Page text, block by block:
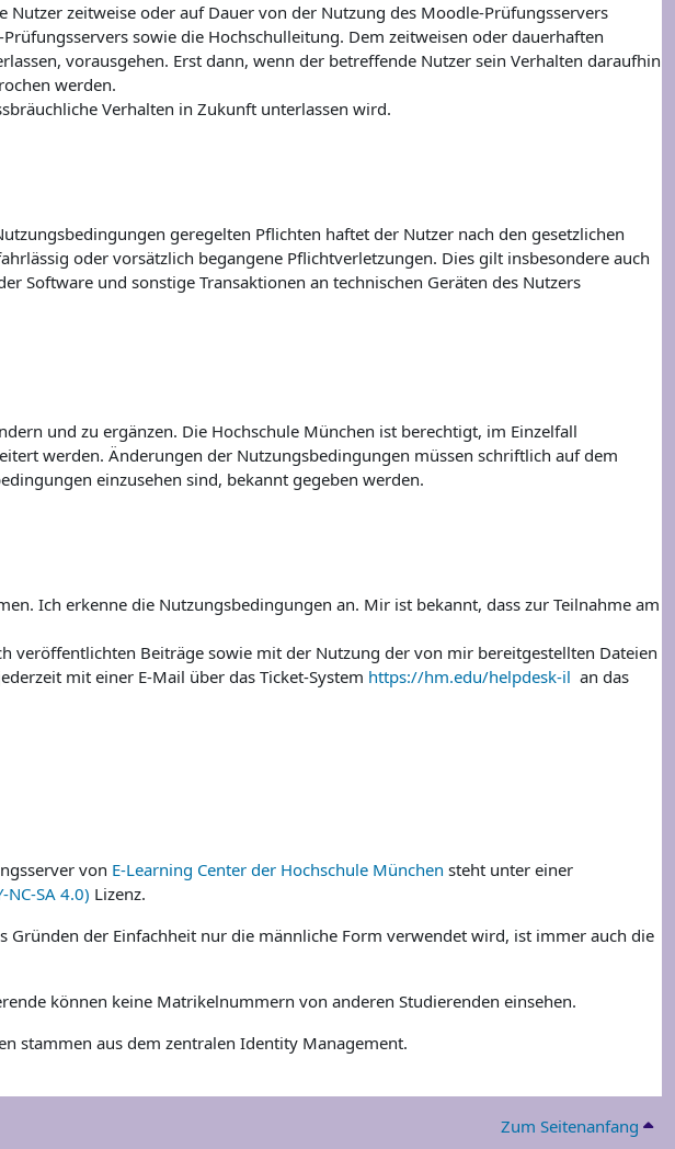
zeitweise oder auf Dauer von der Nutzung des Moodle-Prüfungsservers
sowie die Hochschulleitung. Dem zeitweisen oder dauerhaften
vorausgehen. Erst dann, wenn der betreffende Nutzer sein Verhalten daraufhin
werden.
Verhalten in Zukunft unterlassen wird.
geregelten Pflichten haftet der Nutzer nach den gesetzlichen
oder vorsätzlich begangene Pflichtverletzungen. Dies gilt insbesondere auch
Software und sonstige Transaktionen an technischen Geräten des Nutzers
und zu ergänzen. Die Hochschule München ist berechtigt, im Einzelfall
werden. Änderungen der Nutzungsbedingungen müssen schriftlich auf dem
einzusehen sind, bekannt gegeben werden.
Ich erkenne die Nutzungsbedingungen an. Mir ist bekannt, dass zur Teilnahme am
Beiträge sowie mit der Nutzung der von mir bereitgestellten Dateien
mit einer E-Mail über das Ticket-System https://hm.edu/helpdesk-il an das
von E-Learning Center der Hochschule München steht unter einer
SA 4.0) Lizenz.
der Einfachheit nur die männliche Form verwendet wird, ist immer auch die
können keine Matrikelnummern von anderen Studierenden einsehen.
stammen aus dem zentralen Identity Management.
Zum Seitenanfang